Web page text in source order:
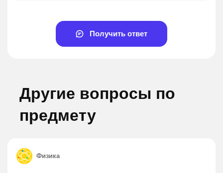
Получить ответ
Другие вопросы по
предмету
Физика